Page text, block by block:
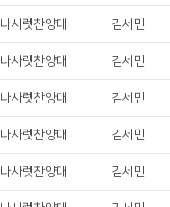
나사렛찬양대 김세민
나사렛찬양대 김세민
나사렛찬양대 김세민
나사렛찬양대 김세민
나사렛찬양대 김세민